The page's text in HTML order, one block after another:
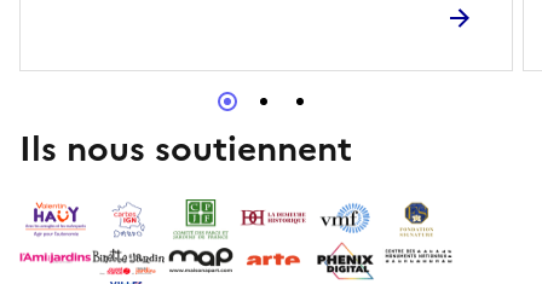
faune et la flore grâce à différents petits jeux mis à
Ils nous soutiennent